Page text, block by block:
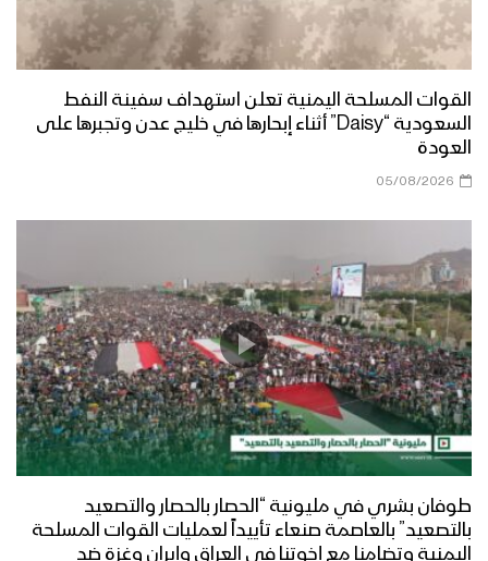
القوات المسلحة اليمنية تعلن استهداف سفينة النفط
السعودية “Daisy” أثناء إبحارها في خليج عدن وتجبرها على
العودة
05/08/2026
طوفان بشري في مليونية “الحصار بالحصار والتصعيد
بالتصعيد” بالعاصمة صنعاء تأييداً لعمليات القوات المسلحة
اليمنية وتضامنا مع إخوتنا في العراق وإيران وغزة ضد